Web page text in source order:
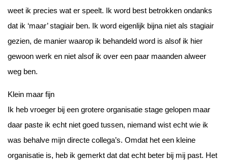
weet ik precies wat er speelt. Ik word best betrokken ondanks
dat ik ‘maar’ stagiair ben. Ik word eigenlijk bijna niet als stagiair
gezien, de manier waarop ik behandeld word is alsof ik hier
gewoon werk en niet alsof ik over een paar maanden alweer
weg ben.
Klein maar fijn
Ik heb vroeger bij een grotere organisatie stage gelopen maar
daar paste ik echt niet goed tussen, niemand wist echt wie ik
was behalve mijn directe collega’s. Omdat het een kleine
organisatie is, heb ik gemerkt dat dat echt beter bij mij past. Het